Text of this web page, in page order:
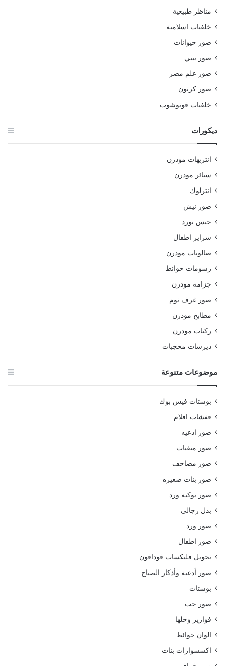
مناظر طبيعية
خلفيات اسلامية
صور حيوانات
صور بيبي
صور علم مصر
صور كرتون
خلفيات فوتوشوب
ديكورات
انتريهات مودرن
ستائر مودرن
انترلوك
صور نيش
جبس بورد
سراير اطفال
صالونات مودرن
رسومات حوائط
جزامة مودرن
صور غرف نوم
مطابخ مودرن
ركنات مودرن
ديرسات محجبات
موضوعات متنوعة
بوستات فيس بوك
قفشات افلام
صور ادعيه
صور منقبات
صور مصاحف
صور بنات صغيره
صور بوكيه ورد
بدل رجالي
صور ورد
صور اطفال
تحويل فليكسات فودافون
صور أدعية وأذكار الصباح
بوستات
صور حب
فوازير وحلها
الوان حوائط
اكسسوارات بنات